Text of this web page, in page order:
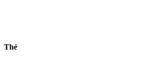
Thẻ